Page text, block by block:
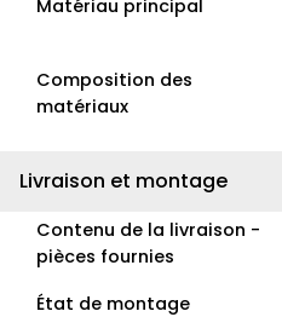
Matériau principal
Composition des
matériaux
Livraison et montage
Contenu de la livraison -
pièces fournies
État de montage